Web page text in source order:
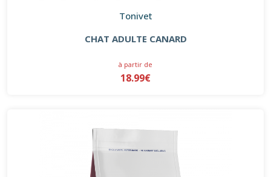
Tonivet
CHAT ADULTE CANARD
à partir de
18.99€